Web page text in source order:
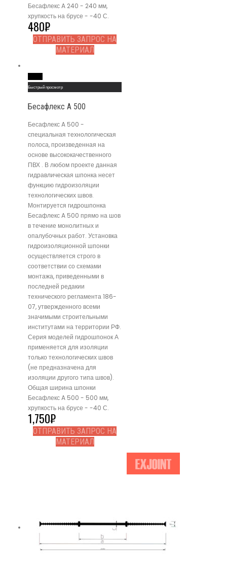
Бесафлекс A 240 - 240 мм,
хрупкость на брусе - -40 С.
480₽
ОТПРАВИТЬ ЗАПРОС НА
МАТЕРИАЛ
Быстрый просмотр
Бесафлекс A 500
Бесафлекс A 500 -
специальная технологическая
полоса, произведенная на
основе высококачественного
ПВХ . В любом проекте данная
гидравлическая шпонка несет
функцию гидроизоляции
технологических швов.
Монтируется гидрошпонка
Бесафлекс A 500 прямо на шов
в течение монолитных и
опалубочных работ. Установка
гидроизоляционной шпонки
осуществляется строго в
соответствии со схемами
монтажа, приведенными в
последней редакии
технического регламента 186-
07, утвержденного всеми
значимыми строительными
институтами на территории РФ.
Серия моделей гидрошпонок А
применяется для изоляции
только технологических швов
(не предназначена для
изоляции другого типа швов).
Общая ширина шпонки
Бесафлекс A 500 - 500 мм,
хрупкость на брусе - -40 С.
1,750₽
ОТПРАВИТЬ ЗАПРОС НА
МАТЕРИАЛ